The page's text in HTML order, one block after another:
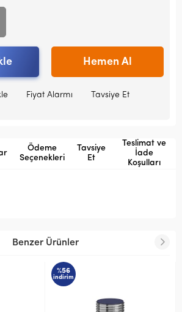
Hemen Al
Fiyat Alarmı Tavsiye Et
Ödeme
Seçenekleri
Tavsiye
Et
Teslimat ve
İade
Koşulları
Benzer Ürünler
%56
indirim